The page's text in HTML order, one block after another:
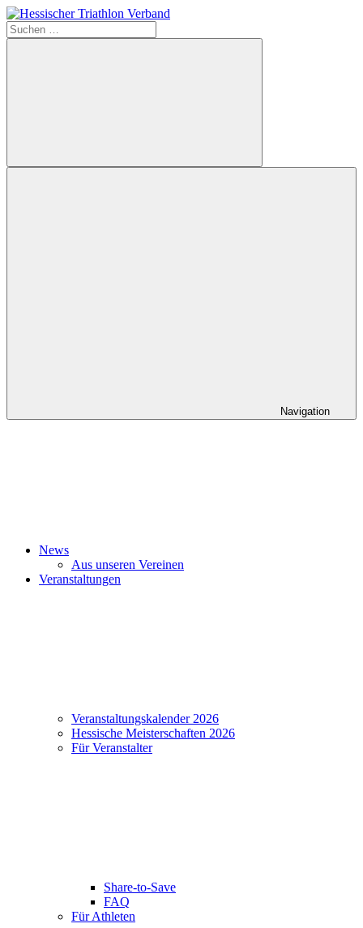
Zum
Inhalt
springen
Hessischer
Suchen
nach:
Suchen
Navigation
News
Aus unseren Vereinen
Veranstaltungen
Veranstaltungskalender 2026
Hessische Meisterschaften 2026
Für Veranstalter
Share-to-Save
FAQ
Für Athleten